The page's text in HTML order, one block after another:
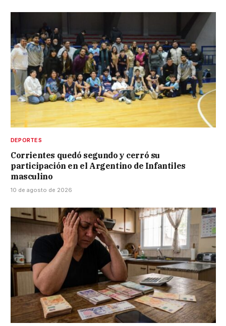
DEPORTES
Corrientes quedó segundo y cerró su
participación en el Argentino de Infantiles
masculino
10 de agosto de 2026